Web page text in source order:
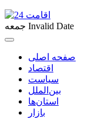
جمعه Invalid Date
صفحه اصلی
اقتصاد
سیاست
بین‌الملل
استان‌ها
بازار